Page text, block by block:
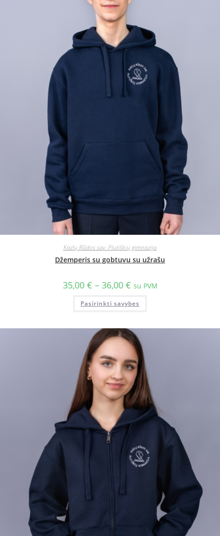
Kazlų Rūdos sav. Plutiškių gimnazija
Džemperis su gobtuvu su užrašu
35,00 € – 36,00 € su PVM
Pasirinkti savybes